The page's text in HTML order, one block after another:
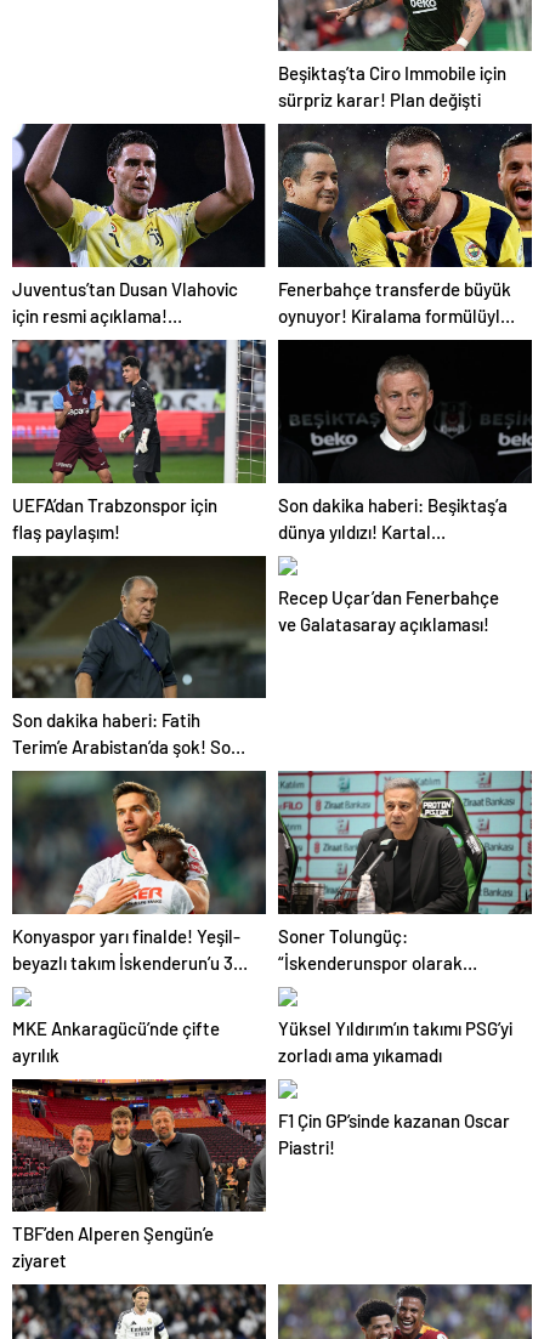
Beşiktaş’ta Ciro Immobile için
sürpriz karar! Plan değişti
Juventus’tan Dusan Vlahovic
için resmi açıklama!
Fenerbahçe yanıtı
Fenerbahçe transferde büyük
oynuyor! Kiralama formülüyle
bir PSG’li daha
UEFA’dan Trabzonspor için
flaş paylaşım!
Son dakika haberi: Beşiktaş’a
dünya yıldızı! Kartal
transferde harekete geçti…
Son dakika haberi: Fatih
Terim’e Arabistan’da şok! Son
dakikalarda yıkıldı…
Recep Uçar’dan Fenerbahçe
ve Galatasaray açıklaması!
Konyaspor yarı finalde! Yeşil-
beyazlı takım İskenderun’u 3
golle mağlup etti
Soner Tolungüç:
“İskenderunspor olarak
buraya kadarmış”
MKE Ankaragücü’nde çifte
ayrılık
Yüksel Yıldırım’ın takımı PSG’yi
zorladı ama yıkamadı
TBF’den Alperen Şengün’e
ziyaret
F1 Çin GP’sinde kazanan Oscar
Piastri!